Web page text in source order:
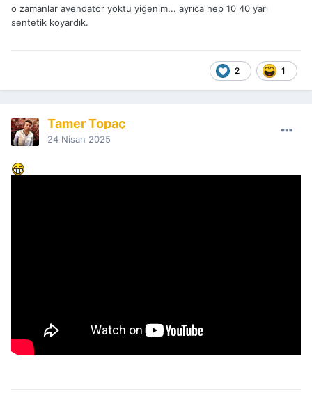
o zamanlar avendator yoktu yiğenim... ayrıca hep 10 40 yarı
sentetik koyardık.
2 1
Tamer Topaç
24 Nisan 2025